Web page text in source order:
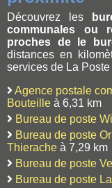
Découvrez les
communales ou
proches de le
distances en
services de La
Agence postale
Bouteille à 6,31 km
Bureau de poste
Bureau de poste
Thierache à 7,29 km
Bureau de poste
Bureau de poste